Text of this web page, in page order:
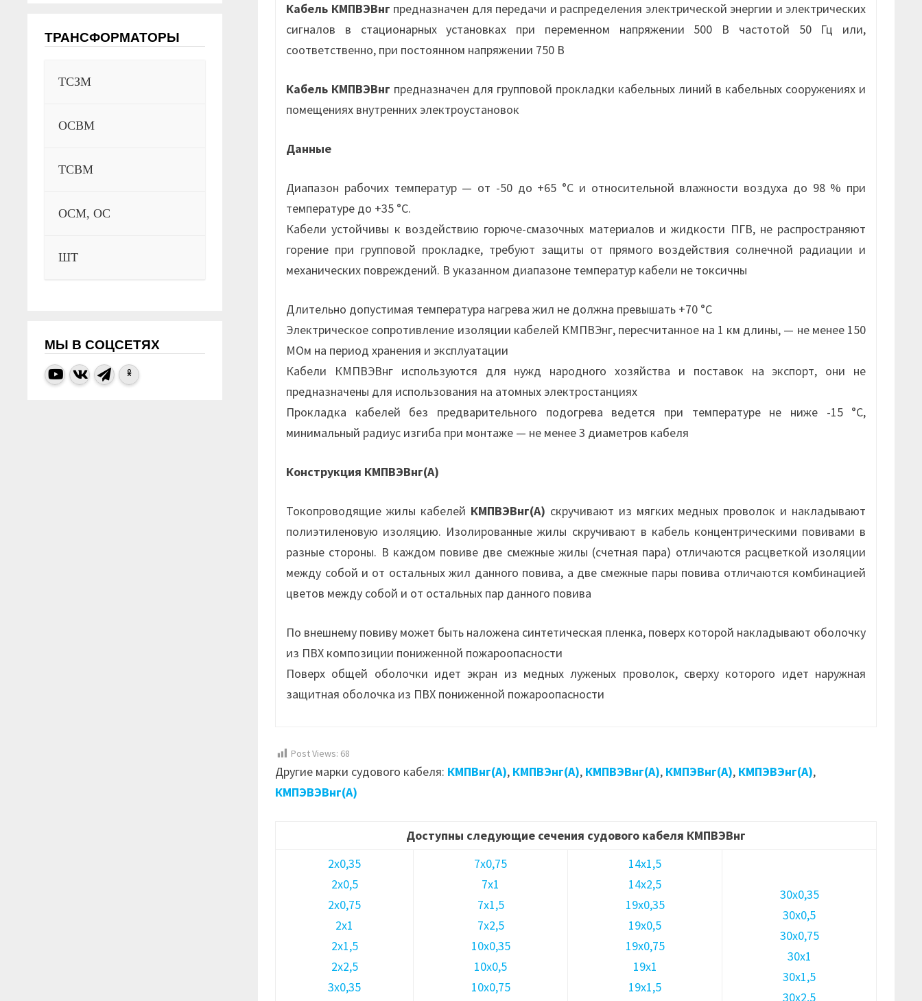
Кабель КМПВЭВнг предназначен для передачи и распределения электрической энергии и электрических
сигналов в стационарных установках при переменном напряжении 500 В частотой 50 Гц или,
соответственно, при постоянном напряжении 750 В
Кабель КМПВЭВнг предназначен для групповой прокладки кабельных линий в кабельных сооружениях и
помещениях внутренних электроустановок
Данные
Диапазон рабочих температур — от -50 до +65 °С и относительной влажности воздуха до 98 % при
температуре до +35 °С.
Кабели устойчивы к воздействию горюче-смазочных материалов и жидкости ПГВ, не распространяют
горение при групповой прокладке, требуют защиты от прямого воздействия солнечной радиации и
механических повреждений. В указанном диапазоне температур кабели не токсичны
Длительно допустимая температура нагрева жил не должна превышать +70 °С
Электрическое сопротивление изоляции кабелей КМПВЭнг, пересчитанное на 1 км длины, — не менее 150
МОм на период хранения и эксплуатации
Кабели КМПВЭВнг используются для нужд народного хозяйства и поставок на экспорт, они не
предназначены для использования на атомных электростанциях
Прокладка кабелей без предварительного подогрева ведется при температуре не ниже -15 °С,
минимальный радиус изгиба при монтаже — не менее 3 диаметров кабеля
Конструкция КМПВЭВнг(А)
Токопроводящие жилы кабелей КМПВЭВнг(А) скручивают из мягких медных проволок и накладывают
полиэтиленовую изоляцию. Изолированные жилы скручивают в кабель концентрическими повивами в
разные стороны. В каждом повиве две смежные жилы (счетная пара) отличаются расцветкой изоляции
между собой и от остальных жил данного повива, а две смежные пары повива отличаются комбинацией
цветов между собой и от остальных пар данного повива
По внешнему повиву может быть наложена синтетическая пленка, поверх которой накладывают оболочку
из ПВХ композиции пониженной пожароопасности
Поверх общей оболочки идет экран из медных луженых проволок, сверху которого идет наружная
защитная оболочка из ПВХ пониженной пожароопасности
Post Views: 68
Другие марки судового кабеля: КМПВнг(А), КМПВЭнг(А), КМПВЭВнг(А), КМПЭВнг(А), КМПЭВЭнг(А),
КМПЭВЭВнг(А)
Доступны следующие сечения судового кабеля КМПВЭВнг
2х0,35
2х0,5
2х0,75
2х1
2х1,5
2х2,5
3х0,35
7х0,75
7х1
7х1,5
7х2,5
10х0,35
10х0,5
10х0,75
14х1,5
14х2,5
19х0,35
19х0,5
19х0,75
19х1
19х1,5
30х0,35
30х0,5
30х0,75
30х1
30х1,5
30х2,5
ТРАНСФОРМАТОРЫ
ТСЗМ
ОСВМ
ТСВМ
ОСМ, ОС
ШТ
МЫ В СОЦСЕТЯХ